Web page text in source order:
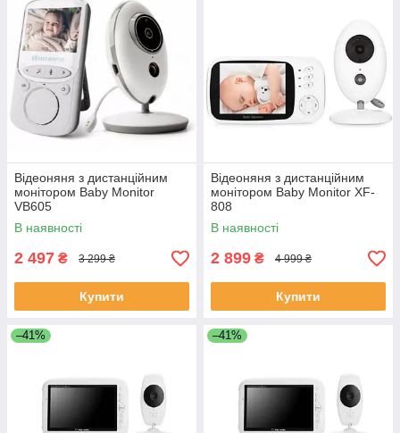
Відеоняня з дистанційним
монітором Baby Monitor
VB605
В наявності
2 497 ₴ 3 299 ₴
Купити
Відеоняня з дистанційним
монітором Baby Monitor XF-
808
В наявності
2 899 ₴ 4 999 ₴
Купити
–41% –41%